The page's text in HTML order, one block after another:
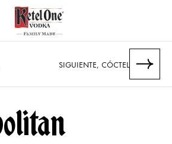
​SIGUIENTE, CÓCTEL